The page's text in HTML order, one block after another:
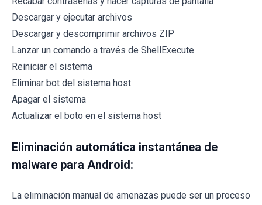
Descargar y ejecutar archivos
Descargar y descomprimir archivos ZIP
Lanzar un comando a través de ShellExecute
Reiniciar el sistema
Eliminar bot del sistema host
Apagar el sistema
Actualizar el boto en el sistema host
Eliminación automática instantánea de
malware para Android:
La eliminación manual de amenazas puede ser un proceso